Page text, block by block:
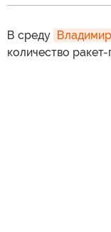
В среду
количество